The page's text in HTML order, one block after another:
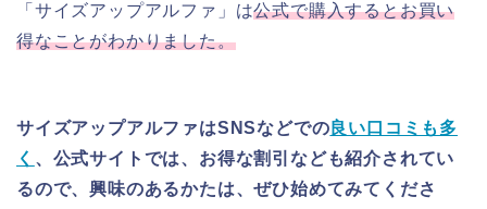
「サイズアップアルファ」は公式で購入するとお買い
得なことがわかりました。
サイズアップアルファはSNSなどでの 良い口コミも多
く 、公式サイトでは、お得な割引なども紹介されてい
るので、興味のあるかたは、ぜひ始めてみてくださ